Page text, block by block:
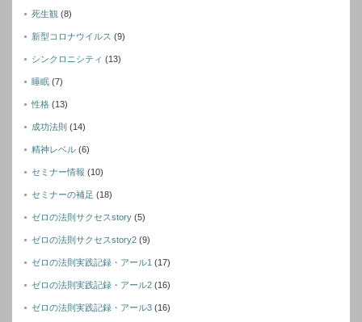
死生観 (8)
新型コロナウイルス (9)
シンクロニシティ (13)
睡眠 (7)
性格 (13)
成功法則 (14)
精神レベル (6)
セミナー情報 (10)
セミナーの補足 (18)
ゼロの法則サクセスstory (5)
ゼロの法則サクセスstory2 (9)
ゼロの法則実践記録・アール1 (17)
ゼロの法則実践記録・アール2 (16)
ゼロの法則実践記録・アール3 (16)